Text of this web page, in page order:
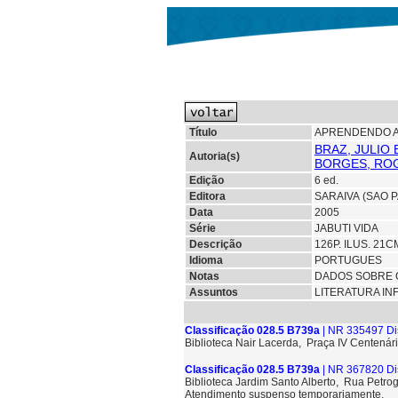
Título
APRENDENDO
Autoria(s)
BRAZ, JULIO
BORGES,
Edição
6 ed.
Editora
SARAIVA (SAO
Data
2005
Série
JABUTI VIDA
Descrição
126P. ILUS.
Idioma
PORTUGUES
Notas
DADOS SOBRE
Assuntos
LITERATURA
Classificação 028.5 B739a | NR 335497
Biblioteca Nair Lacerda, Praça IV
Classificação 028.5 B739a | NR 367820
Biblioteca Jardim Santo Alberto, Rua
Atendimento suspenso temporariamente.